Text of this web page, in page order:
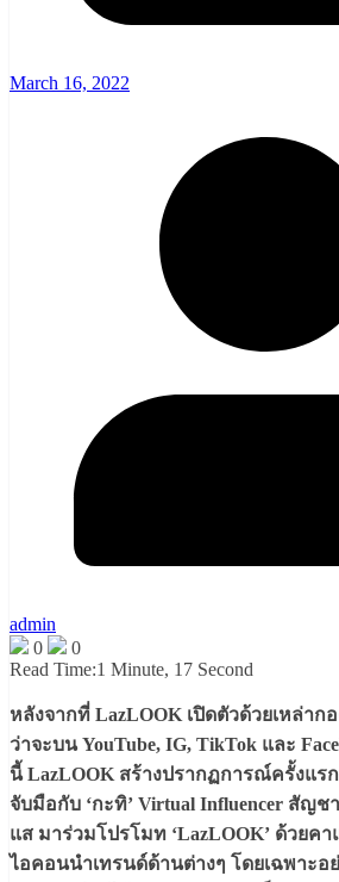
March 16, 2022
admin
0
0
Read Time:1 Minute, 17 Second
หลังจากที่ LazLOOK เปิดตัวด้วยเหล่า
ว่าจะบน YouTube, IG, TikTok และ
นี้ LazLOOK สร้างปรากฏการณ์ครั้งแร
จับมือกับ ‘กะทิ’ Virtual Influencer สัญช
แส มาร่วมโปรโมท ‘LazLOOK’ ด้วยค
ไอคอนนำเทรนด์ด้านต่างๆ โดยเฉพาะ